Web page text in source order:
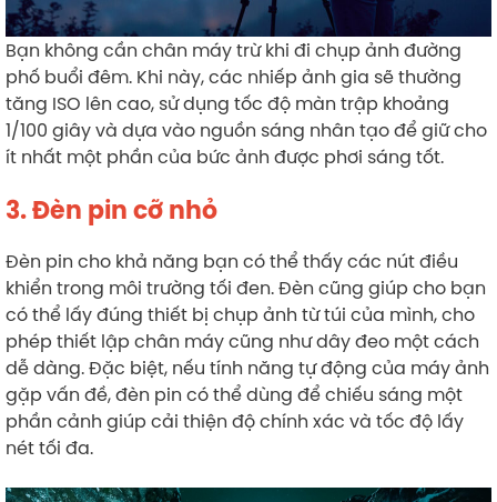
Bạn không cần chân máy trừ khi đi chụp ảnh đường
phố buổi đêm. Khi này, các nhiếp ảnh gia sẽ thường
tăng ISO lên cao, sử dụng tốc độ màn trập khoảng
1/100 giây và dựa vào nguồn sáng nhân tạo để giữ cho
ít nhất một phần của bức ảnh được phơi sáng tốt.
3. Đèn pin cỡ nhỏ
Đèn pin cho khả năng bạn có thể thấy các nút điều
khiển trong môi trường tối đen. Đèn cũng giúp cho bạn
có thể lấy đúng thiết bị chụp ảnh từ túi của mình, cho
phép thiết lập chân máy cũng như dây đeo một cách
dễ dàng. Đặc biệt, nếu tính năng tự động của máy ảnh
gặp vấn đề, đèn pin có thể dùng để chiếu sáng một
phần cảnh giúp cải thiện độ chính xác và tốc độ lấy
nét tối đa.